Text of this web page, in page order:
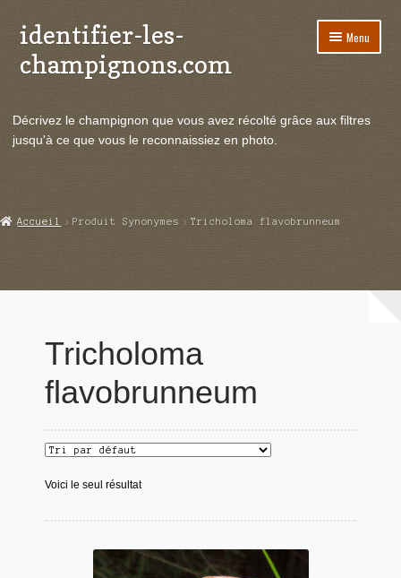
Aller
à
la
Aller
au
contenu
identifier-les-
champignons.com
Menu
le
Actualités
Echanges et contacts
Décrivez le champignon que vous avez récolté grâce aux filtres
jusqu'à ce que vous le reconnaissiez en photo.
Accueil Produit Synonymes Tricholoma flavobrunneum
Tricholoma
flavobrunneum
Voici le seul résultat